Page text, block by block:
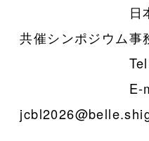
日本脂質生
共催シンポジウム事
Tel: 077-
E-